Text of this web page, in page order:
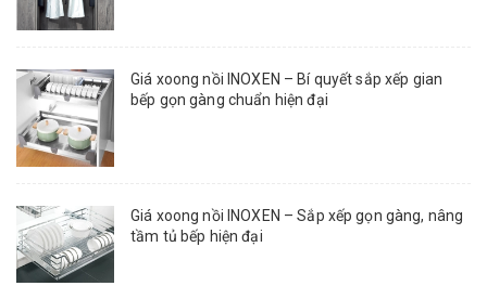
Giá xoong nồi INOXEN – Bí quyết sắp xếp gian
bếp gọn gàng chuẩn hiện đại
Giá xoong nồi INOXEN – Sắp xếp gọn gàng, nâng
tầm tủ bếp hiện đại